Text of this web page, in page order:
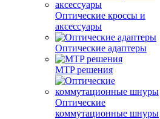
Оптические кроссы и
аксессуары
Оптические адаптеры
MTP решения
Оптические
коммутационные шнуры